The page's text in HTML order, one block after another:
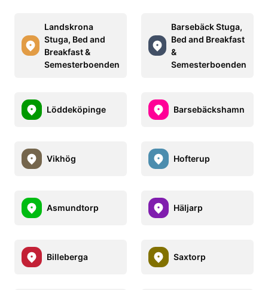
Landskrona
Stuga, Bed and
Breakfast &
Semesterboenden
Barsebäck Stuga,
Bed and Breakfast
&
Semesterboenden
Löddeköpinge Barsebäckshamn
Vikhög Hofterup
Asmundtorp Häljarp
Billeberga Saxtorp